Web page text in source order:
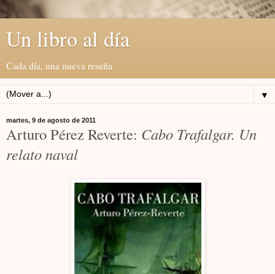
Un libro al día
Cada día, una nueva reseña
▼
martes, 9 de agosto de 2011
Arturo Pérez Reverte: Cabo Trafalgar. Un
relato naval